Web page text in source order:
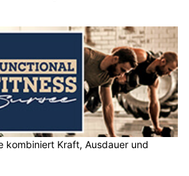
kombiniert Kraft, Ausdauer und